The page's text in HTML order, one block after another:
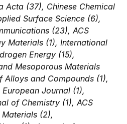
Acta (37), Chinese Chemical
Surface Science (6),
(23), ACS
Materials (1), International
Energy (15),
Mesoporous Materials
Alloys and Compounds (1),
Journal (1),
of Chemistry (1), ACS
(2),